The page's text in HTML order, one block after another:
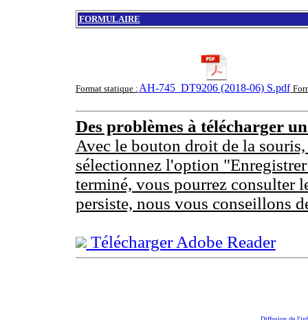
FORMULAIRE
Format statique : AH-745_DT9206 (2018-06) S.pdf
Des problèmes à télécharger
Avec le bouton droit de la
sélectionnez l'option
terminé, vous pourrez consulter
persiste, nous vous conseillons
Télécharger Adobe Reader